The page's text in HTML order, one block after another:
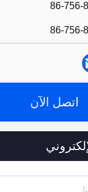
86-756-
86-756-
اتصل الآن